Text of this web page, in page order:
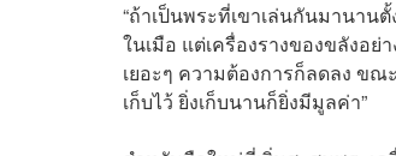
“ถ้าเป็นพระที่เขาเล่นกันมานาน
ในเมือ แต่เครื่องรางของขลังอ
เยอะๆ ความต้องการก็ลดลง ข
เก็บไว้ ยิ่งเก็บนานก็ยิ่งมีมูลค่า”